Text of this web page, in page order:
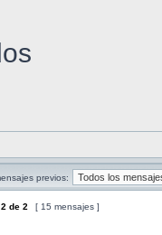
previos:
2 de 2 [ 15 mensajes ]